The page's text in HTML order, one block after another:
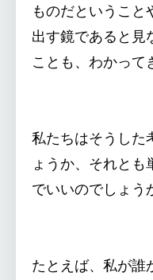
ものだということ
出す鏡であると見
ことも、わかって
私たちはそうした
ょうか、それと
でいいのでしょう
たとえば、私が誰